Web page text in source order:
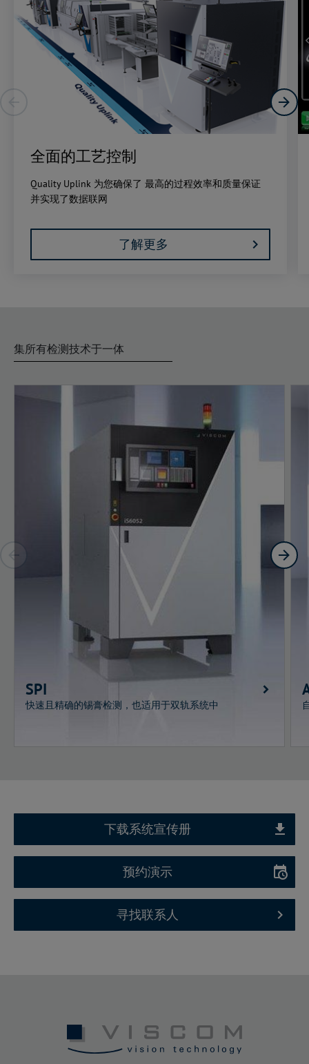
全面的工艺控制
Quality Uplink 为您确保了 最高的过程效率和质量保证
并实现了数据联网
了解更多
集所有检测技术于一体
SPI
快速且精确的锡膏检测，也适用于双轨系统中
下载系统宣传册
预约演示
寻找联系人